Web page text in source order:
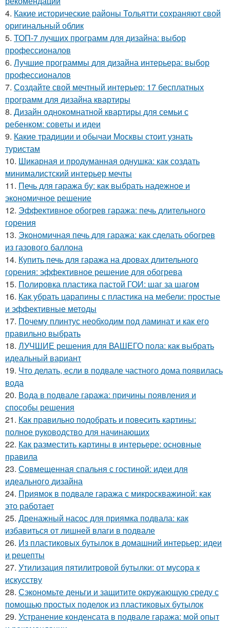
4. Какие исторические районы Тольятти сохраняют свой
оригинальный облик
5. ТОП-7 лучших программ для дизайна: выбор
профессионалов
6. Лучшие программы для дизайна интерьера: выбор
профессионалов
7. Создайте свой мечтный интерьер: 17 бесплатных
программ для дизайна квартиры
8. Дизайн однокомнатной квартиры для семьи с
ребенком: советы и идеи
9. Какие традиции и обычаи Москвы стоит узнать
туристам
10. Шикарная и продуманная однушка: как создать
минималистский интерьер мечты
11. Печь для гаража бу: как выбрать надежное и
экономичное решение
12. Эффективное обогрев гаража: печь длительного
горения
13. Экономичная печь для гаража: как сделать обогрев
из газового баллона
14. Купить печь для гаража на дровах длительного
горения: эффективное решение для обогрева
15. Полировка пластика пастой ГОИ: шаг за шагом
16. Как убрать царапины с пластика на мебели: простые
и эффективные методы
17. Почему плинтус необходим под ламинат и как его
правильно выбрать
18. ЛУЧШИЕ решения для ВАШЕГО пола: как выбрать
идеальный вариант
19. Что делать, если в подвале частного дома появилась
вода
20. Вода в подвале гаража: причины появления и
способы решения
21. Как правильно подобрать и повесить картины:
полное руководство для начинающих
22. Как разместить картины в интерьере: основные
правила
23. Совмещенная спальня с гостиной: идеи для
идеального дизайна
24. Приямок в подвале гаража с микроскважиной: как
это работает
25. Дренажный насос для приямка подвала: как
избавиться от лишней влаги в подвале
26. Из пластиковых бутылок в домашний интерьер: идеи
и рецепты
27. Утилизация пятилитровой бутылки: от мусора к
искусству
28. Сэкономьте деньги и защитите окружающую среду с
помощью простых поделок из пластиковых бутылок
29. Устранение конденсата в подвале гаража: мой опыт